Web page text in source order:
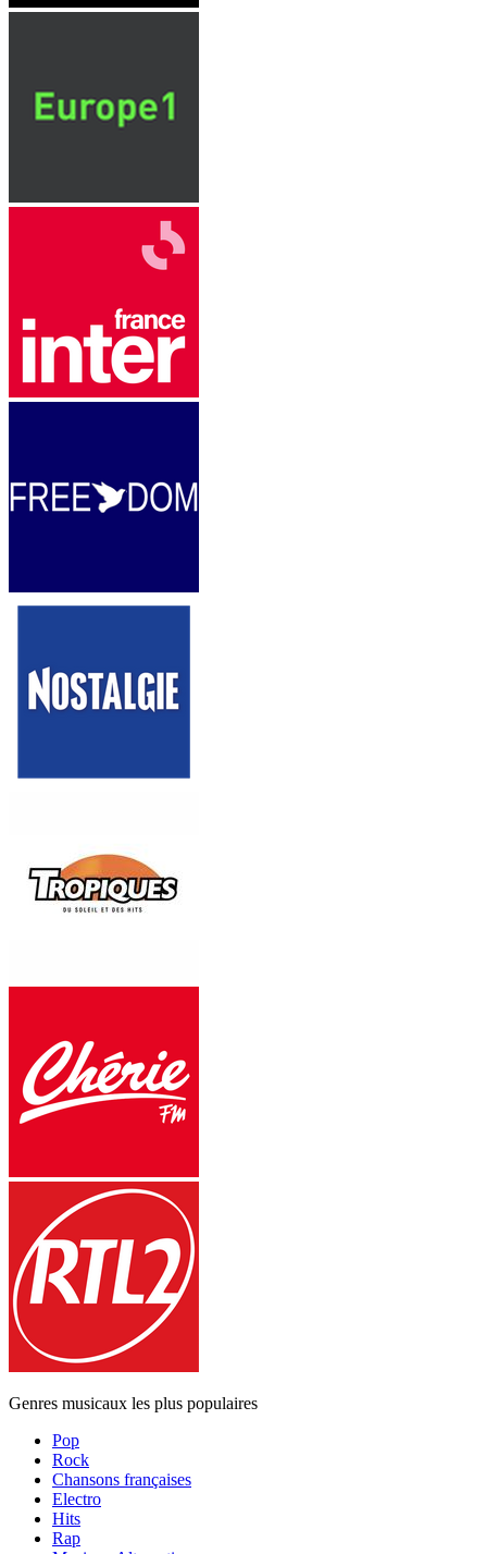
Genres musicaux les plus populaires
Pop
Rock
Chansons françaises
Electro
Hits
Rap